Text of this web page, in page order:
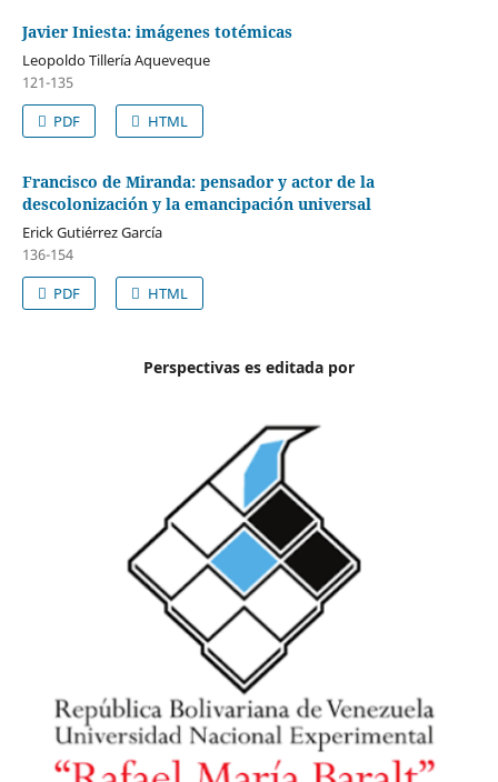
Javier Iniesta: imágenes totémicas
Leopoldo Tillería Aqueveque
121-135
PDF
HTML
Francisco de Miranda: pensador y actor de la
descolonización y la emancipación universal
Erick Gutiérrez García
136-154
PDF
HTML
Perspectivas es editada por